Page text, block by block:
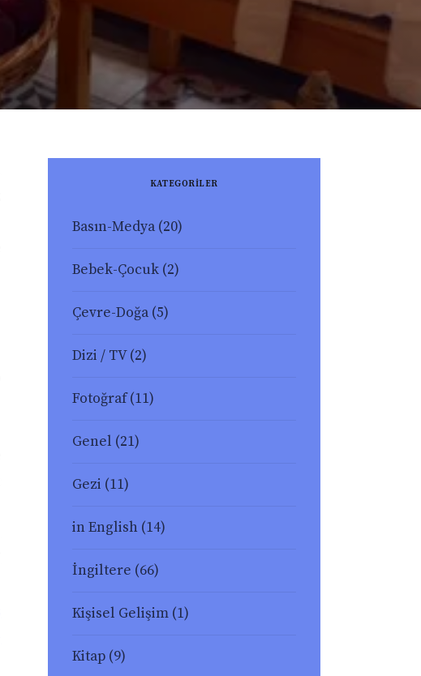
KATEGORİLER
Basın-Medya(20)
Bebek-Çocuk(2)
Çevre-Doğa(5)
Dizi / TV(2)
Fotoğraf(11)
Genel (21)
Gezi (11)
in English(14)
İngiltere (66)
Kişisel Gelişim(1)
Kitap(9)